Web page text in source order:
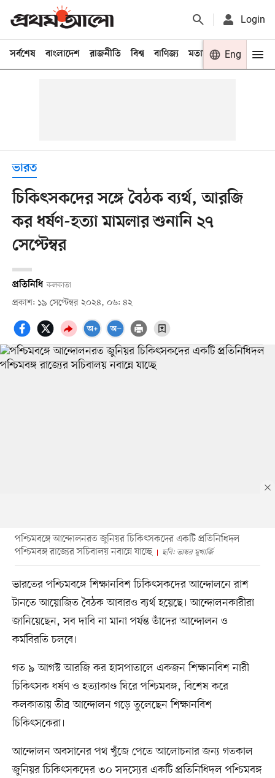
Login
সর্বশেষ বাংলাদেশ রাজনীতি বিশ্ব বাণিজ্য মতামত খেলা
Eng
ভারত
চিকিৎসকদের সঙ্গে বৈঠক ব্যর্থ, আরজি
কর ধর্ষণ-হত্যা মামলার শুনানি ২৭
সেপ্টেম্বর
প্রতিনিধি কলকাতা
প্রকাশ: ১৯ সেপ্টেম্বর ২০২৪, ০৬: ৪২
পশ্চিমবঙ্গে আন্দোলনরত জুনিয়র চিকিৎসকদের একটি প্রতিনিধিদল
পশ্চিমবঙ্গ রাজ্যের সচিবালয় নবান্নে যাচ্ছে
ছবি: ভাস্কর মুখার্জি
ভারতের পশ্চিমবঙ্গে শিক্ষানবিশ চিকিৎসকদের আন্দোলনে রাশ
টানতে আয়োজিত বৈঠক আবারও ব্যর্থ হয়েছে। আন্দোলনকারীরা
জানিয়েছেন, সব দাবি না মানা পর্যন্ত তাঁদের আন্দোলন ও
কর্মবিরতি চলবে।
গত ৯ আগস্ট আরজি কর হাসপাতালে একজন শিক্ষানবিশ নারী
চিকিৎসক ধর্ষণ ও হত্যাকাণ্ড ঘিরে পশ্চিমবঙ্গ, বিশেষ করে
কলকাতায় তীব্র আন্দোলন গড়ে তুলেছেন শিক্ষানবিশ
চিকিৎসকেরা।
আন্দোলন অবসানের পথ খুঁজে পেতে আলোচনার জন্য গতকাল
জুনিয়র চিকিৎসকদের ৩০ সদস্যের একটি প্রতিনিধিদল পশ্চিমবঙ্গ